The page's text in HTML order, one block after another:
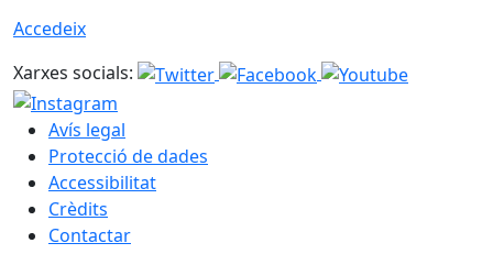
Accedeix
Xarxes socials:
Avís legal
Protecció de dades
Accessibilitat
Crèdits
Contactar